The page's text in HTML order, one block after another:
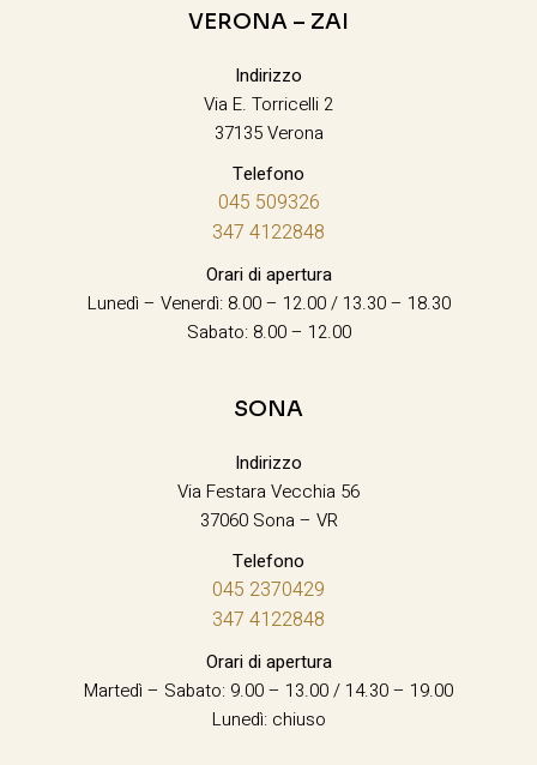
VERONA – ZAI
Indirizzo
Via E. Torricelli 2
37135 Verona
Telefono
045 509326
347 4122848
Orari di apertura
Lunedì – Venerdì: 8.00 – 12.00 / 13.30 – 18.30
Sabato: 8.00 – 12.00
SONA
Indirizzo
Via Festara Vecchia 56
37060 Sona – VR
Telefono
045 2370429
347 4122848
Orari di apertura
Martedì – Sabato: 9.00 – 13.00 / 14.30 – 19.00
Lunedì: chiuso